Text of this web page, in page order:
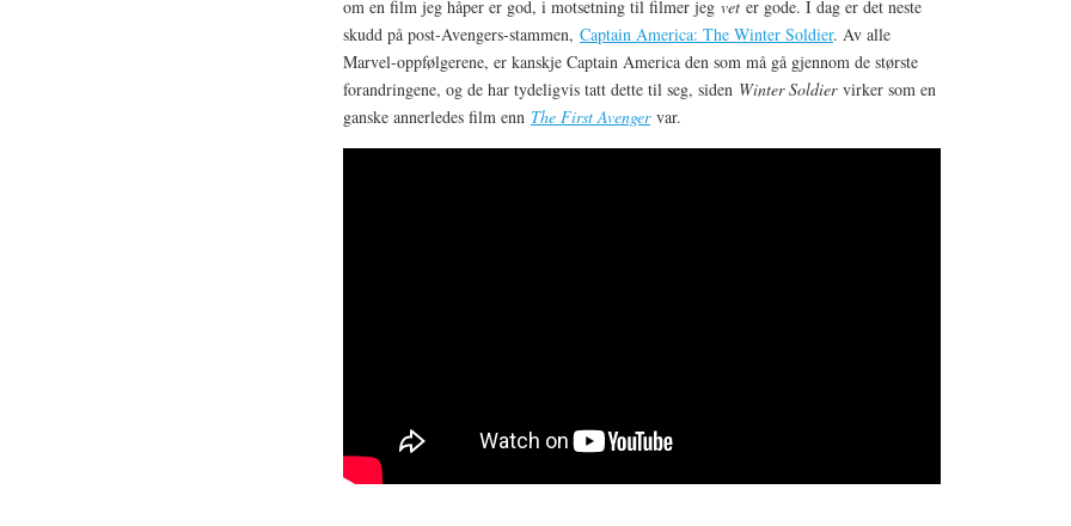
om en film jeg håper er god, i motsetning til filmer jeg veter gode. I dag er det neste
skudd på post-Avengers-stammen, Captain America: The Winter Soldier. Av alle
Marvel-oppfølgerene, er kanskje Captain America den som må gå gjennom de største
forandringene, og de har tydeligvis tatt dette til seg, siden Winter Soldier virker som en
ganske annerledes film enn The First Avenger var.